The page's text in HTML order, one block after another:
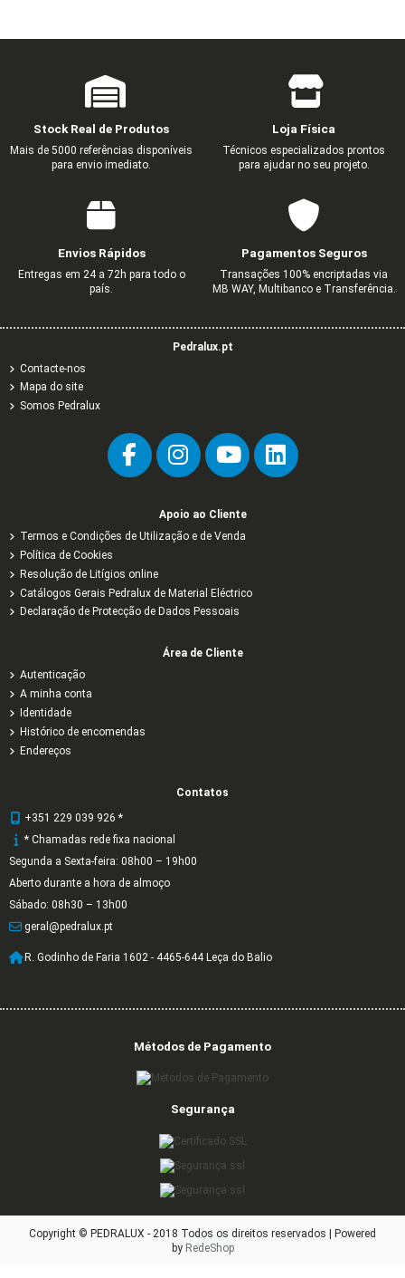
SUPORTE PARA TAMPA
TECLA DUPLA BRANCA
TECLA DUPLA BRANCA
1,27 € 2,12 €
TAMPA CEGA MARFIM
Stock Real de Produtos
Mais de 5000 referências disponíveis
para envio imediato.
Loja Física
Técnicos especializados prontos
para ajudar no seu projeto.
Envios Rápidos
Entregas em 24 a 72h para todo o
país.
Pagamentos Seguros
Transações 100% encriptadas via
MB WAY, Multibanco e Transferência.
Pedralux.pt
Contacte-nos
Mapa do site
Somos Pedralux
Apoio ao Cliente
Termos e Condições de Utilização e de Venda
Política de Cookies
Resolução de Litígios online
Catálogos Gerais Pedralux de Material Eléctrico
Declaração de Protecção de Dados Pessoais
Área de Cliente
Autenticação
A minha conta
Identidade
Histórico de encomendas
Endereços
Contatos
+351 229 039 926 *
* Chamadas rede fixa nacional
Segunda a Sexta-feira: 08h00 – 19h00
Aberto durante a hora de almoço
Sábado: 08h30 – 13h00
geral@pedralux.pt
R. Godinho de Faria 1602 - 4465-644 Leça do Balio
Métodos de Pagamento
Segurança
Copyright © PEDRALUX - 2018 Todos os direitos reservados | Powered
by RedeShop